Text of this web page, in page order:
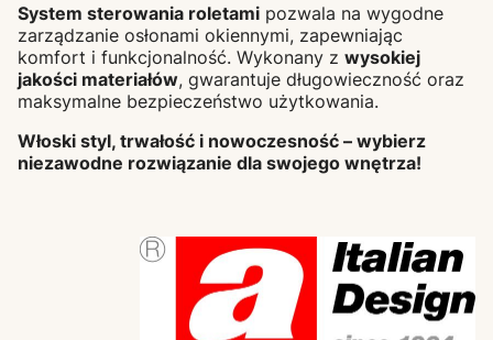
System sterowania roletami pozwala na wygodne
zarządzanie osłonami okiennymi, zapewniając
komfort i funkcjonalność. Wykonany z wysokiej
jakości materiałów, gwarantuje długowieczność oraz
maksymalne bezpieczeństwo użytkowania.
Włoski styl, trwałość i nowoczesność – wybierz
niezawodne rozwiązanie dla swojego wnętrza!